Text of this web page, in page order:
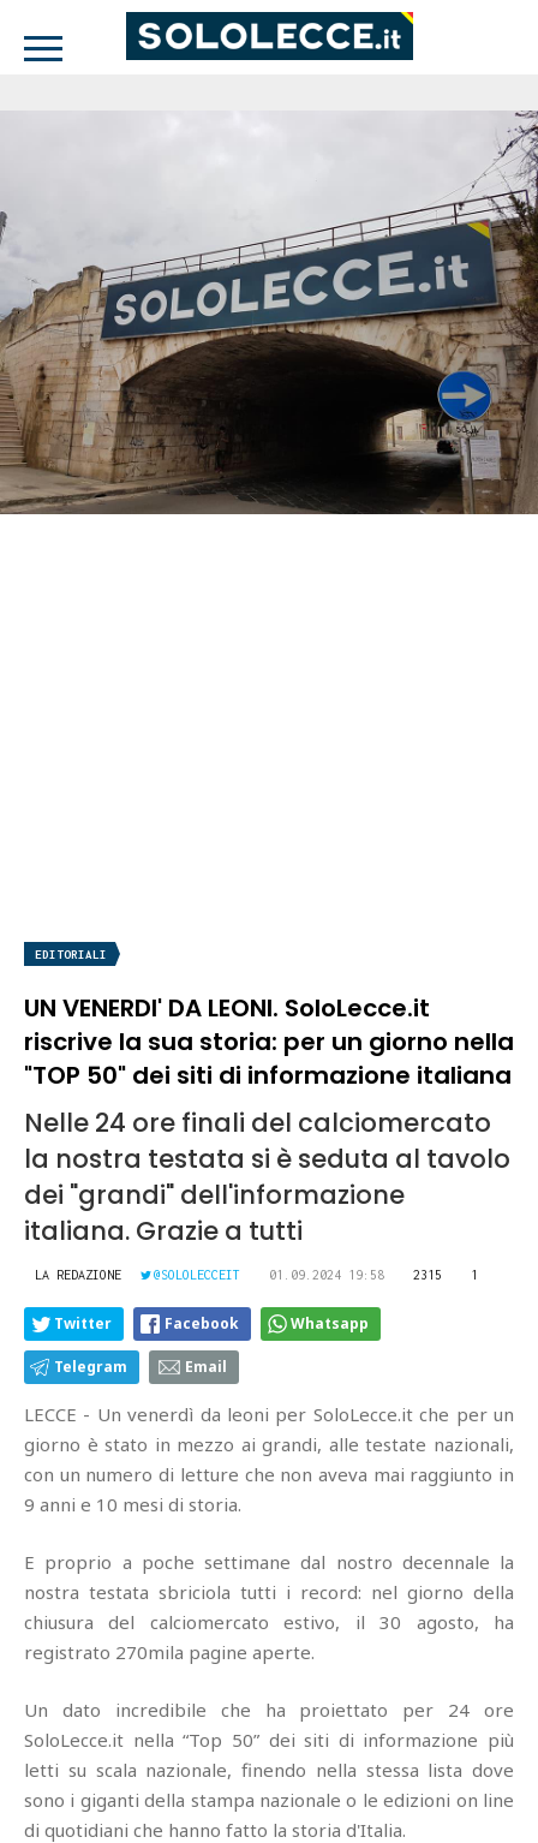
EDITORIALI
UN VENERDI' DA LEONI. SoloLecce.it
riscrive la sua storia: per un giorno nella
"TOP 50" dei siti di informazione italiana
Nelle 24 ore finali del calciomercato
la nostra testata si è seduta al tavolo
dei "grandi" dell'informazione
italiana. Grazie a tutti
LA REDAZIONE @SOLOLECCEIT 01.09.2024 19:58 2315 1
Twitter Facebook Whatsapp
Telegram Email
LECCE - Un venerdì da leoni per SoloLecce.it che per un
giorno è stato in mezzo ai grandi, alle testate nazionali,
con un numero di letture che non aveva mai raggiunto in
9 anni e 10 mesi di storia.
E proprio a poche settimane dal nostro decennale la
nostra testata sbriciola tutti i record: nel giorno della
chiusura del calciomercato estivo, il 30 agosto, ha
registrato 270mila pagine aperte.
Un dato incredibile che ha proiettato per 24 ore
SoloLecce.it nella “Top 50” dei siti di informazione più
letti su scala nazionale, finendo nella stessa lista dove
sono i giganti della stampa nazionale o le edizioni on line
di quotidiani che hanno fatto la storia d'Italia.